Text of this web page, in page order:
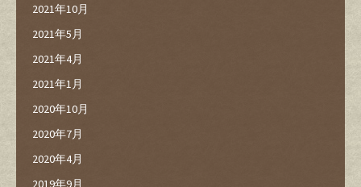
2021年10月
2021年5月
2021年4月
2021年1月
2020年10月
2020年7月
2020年4月
2019年9月